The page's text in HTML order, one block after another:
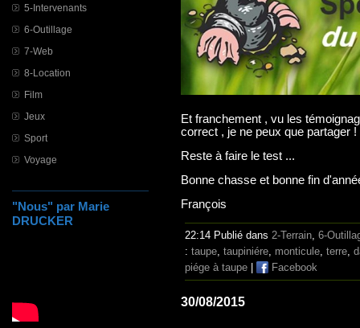
5-Intervenants
6-Outillage
7-Web
8-Location
Film
Jeux
Sport
Voyage
"Nous" par Marie
DRUCKER
Et franchement , vu les
correct , je ne peux que partager !
Reste à faire le test ...
Bonne chasse et bonne fin
François
22:14 Publié dans 2-Terrain, 6-
: taupe, taupiniére, monticule, terre,
piége à taupe
Facebook
30/08/2015